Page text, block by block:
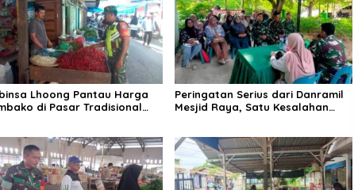
Lhoong Pantau Harga
di Pasar Tradisional
Peringatan Serius dari Danramil
Mesjid Raya, Satu Kesalahan